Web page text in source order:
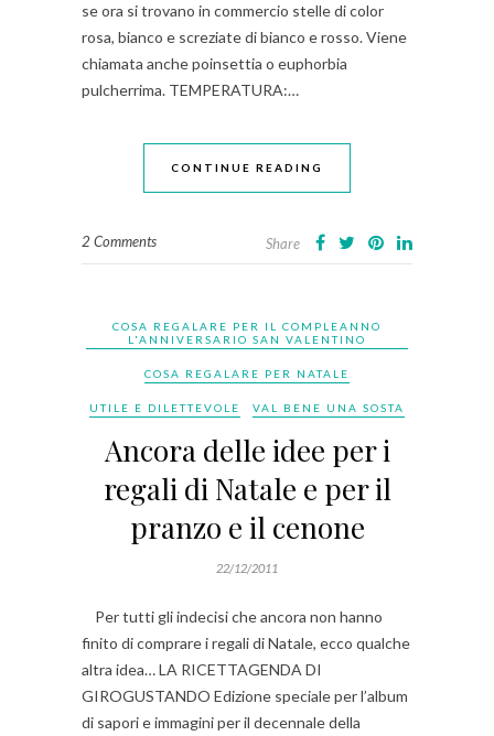
se ora si trovano in commercio stelle di color
rosa, bianco e screziate di bianco e rosso. Viene
chiamata anche poinsettia o euphorbia
pulcherrima. TEMPERATURA:…
CONTINUE READING
2 Comments Share
COSA REGALARE PER IL COMPLEANNO
L'ANNIVERSARIO SAN VALENTINO
COSA REGALARE PER NATALE
UTILE E DILETTEVOLE VAL BENE UNA SOSTA
Ancora delle idee per i
regali di Natale e per il
pranzo e il cenone
22/12/2011
Per tutti gli indecisi che ancora non hanno
finito di comprare i regali di Natale, ecco qualche
altra idea… LA RICETTAGENDA DI
GIROGUSTANDO Edizione speciale per l’album
di sapori e immagini per il decennale della